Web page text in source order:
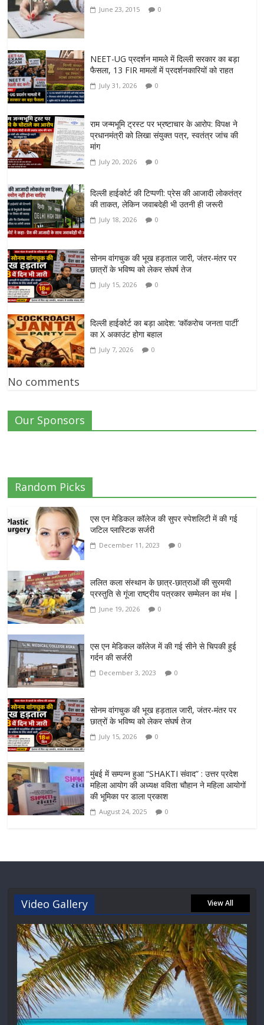
June 23, 2015 0
NEET-UG प्रदर्शन मामले में दिल्ली सरकार का बड़ा
फैसला, 13 FIR मामलों में प्रदर्शनकारियों को राहत
July 31, 2026 0
राम जन्मभूमि ट्रस्ट पर भ्रष्टाचार के आरोप: विपक्ष ने
प्रधानमंत्री को लिखा संयुक्त पत्र, स्वतंत्र जांच की
मांग
July 20, 2026 0
दिल्ली हाईकोर्ट की टिप्पणी: प्रेस की आजादी लोकतंत्र
की ताकत, लेकिन जवाबदेही भी उतनी ही जरूरी
July 18, 2026 0
सोनम वांगचुक की भूख हड़ताल जारी, जंतर-मंतर पर
छात्रों के भविष्य को लेकर संघर्ष तेज
July 15, 2026 0
दिल्ली हाईकोर्ट का बड़ा आदेश: ‘कॉकरोच जनता पार्टी’
का X अकाउंट होगा बहाल
July 7, 2026 0
No comments
Our Sponsors
Random Picks
एस एन मेडिकल कॉलेज की सुपर स्पेशलिटी में की गई
जटिल प्लास्टिक सर्जरी
December 11, 2023 0
ललित कला संस्थान के छात्र-छात्राओं की सुरमयी
प्रस्तुति से गूंजा राष्ट्रीय पत्रकार सम्मेलन का मंच |
June 19, 2026 0
एस एन मेडिकल कॉलेज में की गई सीने से चिपकी हुई
गर्दन की सर्जरी
December 3, 2023 0
सोनम वांगचुक की भूख हड़ताल जारी, जंतर-मंतर पर
छात्रों के भविष्य को लेकर संघर्ष तेज
July 15, 2026 0
मुंबई में सम्पन्न हुआ “SHAKTI संवाद” : उत्तर प्रदेश
महिला आयोग की अध्यक्ष वविता चौहान ने महिला आयोगों
की भूमिका पर डाला प्रकाश
August 24, 2025 0
Video Gallery View All